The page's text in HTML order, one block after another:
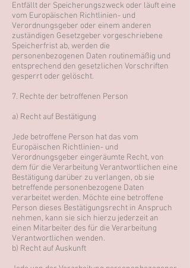
Entfällt der Speicherungszweck oder läuft eine
vom Europäischen Richtlinien- und
Verordnungsgeber oder einem anderen
zuständigen Gesetzgeber vorgeschriebene
Speicherfrist ab, werden die
personenbezogenen Daten routinemäßig und
entsprechend den gesetzlichen Vorschriften
gesperrt oder gelöscht.
7. Rechte der betroffenen Person
a) Recht auf Bestätigung
Jede betroffene Person hat das vom
Europäischen Richtlinien- und
Verordnungsgeber eingeräumte Recht, von
dem für die Verarbeitung Verantwortlichen eine
Bestätigung darüber zu verlangen, ob sie
betreffende personenbezogene Daten
verarbeitet werden. Möchte eine betroffene
Person dieses Bestätigungsrecht in Anspruch
nehmen, kann sie sich hierzu jederzeit an
einen Mitarbeiter des für die Verarbeitung
Verantwortlichen wenden.
b) Recht auf Auskunft